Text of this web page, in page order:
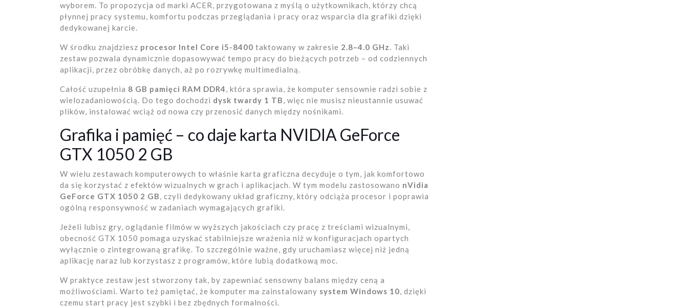
wyborem. To propozycja od marki ACER, przygotowana z myślą o użytkownikach, którzy chcą
płynnej pracy systemu, komfortu podczas przeglądania i pracy oraz wsparcia dla grafiki dzięki
dedykowanej karcie.
W środku znajdziesz procesor Intel Core i5-8400 taktowany w zakresie 2.8–4.0 GHz. Taki
zestaw pozwala dynamicznie dopasowywać tempo pracy do bieżących potrzeb – od codziennych
aplikacji, przez obróbkę danych, aż po rozrywkę multimedialną.
Całość uzupełnia 8 GB pamięci RAM DDR4, która sprawia, że komputer sensownie radzi sobie z
wielozadaniowością. Do tego dochodzi dysk twardy 1 TB, więc nie musisz nieustannie usuwać
plików, instalować wciąż od nowa czy przenosić danych między nośnikami.
Grafika i pamięć – co daje karta NVIDIA GeForce
GTX 1050 2 GB
W wielu zestawach komputerowych to właśnie karta graficzna decyduje o tym, jak komfortowo
da się korzystać z efektów wizualnych w grach i aplikacjach. W tym modelu zastosowano nVidia
GeForce GTX 1050 2 GB, czyli dedykowany układ graficzny, który odciąża procesor i poprawia
ogólną responsywność w zadaniach wymagających grafiki.
Jeżeli lubisz gry, oglądanie filmów w wyższych jakościach czy pracę z treściami wizualnymi,
obecność GTX 1050 pomaga uzyskać stabilniejsze wrażenia niż w konfiguracjach opartych
wyłącznie o zintegrowaną grafikę. To szczególnie ważne, gdy uruchamiasz więcej niż jedną
aplikację naraz lub korzystasz z programów, które lubią dodatkową moc.
W praktyce zestaw jest stworzony tak, by zapewniać sensowny balans między ceną a
możliwościami. Warto też pamiętać, że komputer ma zainstalowany system Windows 10, dzięki
czemu start pracy jest szybki i bez zbędnych formalności.